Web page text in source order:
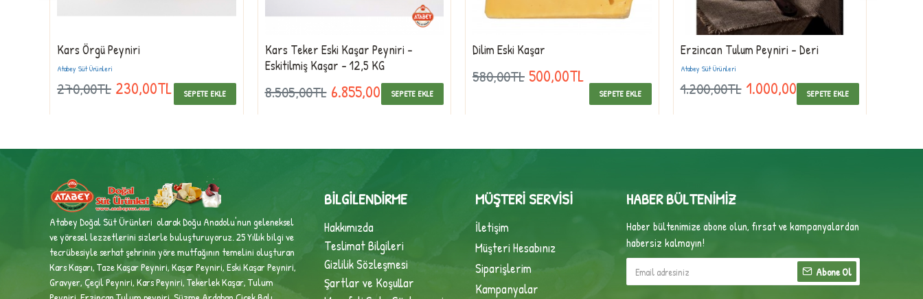
Atabey Süt Ürünleri
Kars Örgü Peyniri
270,00TL 230,00TL SEPETE EKLE
Kars Teker Eski Kaşar Peyniri -
Eskitilmiş Kaşar - 12,5 KG
8.505,00TL 6.855,00TLSEPETE EKLE
Dilim Eski Kaşar
580,00TL 500,00TL
SEPETE EKLE
Atabey Süt Ürünleri
Erzincan Tulum Peyniri - Deri
1.200,00TL 1.000,00TLSEPETE EKLE
Atabey Doğal Süt Ürünleri olarak Doğu Anadolu'nun geleneksel
ve yöresel lezzetlerini sizlerle buluşturuyoruz. 25 Yıllık bilgi ve
tecrübesiyleserhat şehrinin yöre mutfağının temelini oluşturan
Kars Kaşarı, Taze Kaşar Peyniri, Kaşar Peyniri, Eski Kaşar Peyniri,
Gravyer, Çeçil Peyniri, Kars Peyniri, Tekerlek Kaşar, Tulum
BILGILENDIRME
Hakkımızda
Teslimat Bilgileri
Gizlilik Sözleşmesi
Şartlar ve Koşullar
MÜŞTERI SERVISI
İletişim
Müşteri Hesabınız
Siparişlerim
Kampanyalar
HABER BÜLTENIMIZ
Haber bültenimize abone olun, fırsat ve kampanyalardan
habersiz kalmayın!
Abone Ol